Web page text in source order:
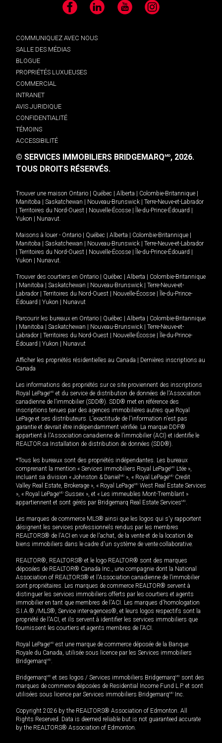
Facebook LinkedIn YouTube Instagram
COMMUNIQUEZ AVEC NOUS
SALLE DES MÉDIAS
BLOGUE
PROPRIÉTÉS LUXUEUSES
COMMERCIAL
INTRANET
AVIS JURIDIQUE
CONFIDENTIALITÉ
TÉMOINS
ACCESSIBILITÉ
© SERVICES IMMOBILIERS BRIDGEMARQMD, 2026.
TOUS DROITS RÉSERVÉS.
Trouver une maison Ontario Québec Alberta Colombie-Britannique
Manitoba
Saskatchewan Nouveau-Brunswick
Terre-Neuve-et-Labrador
Territoires du Nord-Ouest Nouvelle-Écosse Île-du-Prince-Édouard
Yukon
Nunavut.
Maisons à louer - Ontario Québec Alberta Colombie-Britannique
Manitoba
Saskatchewan Nouveau-Brunswick
Terre-Neuve-et-Labrador
Territoires du Nord-Ouest Nouvelle-Écosse Île-du-Prince-Édouard
Yukon
Nunavut.
Trouver des courtiers en Ontario Québec Alberta
Colombie-Britannique
Manitoba Saskatchewan Nouveau-Brunswick
Terre-Neuve-et-
Labrador
Territoires du Nord-Ouest Nouvelle-Écosse
Île-du-Prince-
Édouard
Yukon Nunavut
Parcourir les bureaux en Ontario Québec Alberta
Colombie-Britannique
Manitoba Saskatchewan Nouveau-Brunswick
Terre-Neuve-et-
Labrador
Territoires du Nord-Ouest Nouvelle-Écosse
Île-du-Prince-
Édouard
Yukon Nunavut
Afficher les propriétés résidentielles au Canada
Dernières inscriptions au
Canada
Les informations des propriétés sur ce site proviennent des inscriptions
Royal LePageMD et du service de distribution de données de l'Association
canadienne de l’immobilier (SDD®). SDD® met en référence des
inscriptions tenues par des agences immobilières autres que Royal
LePage et ses distributeurs. L'exactitude de l'information n'est pas
garantie et devrait être indépendamment vérifiée. La marque DDF®
appartient à l'Association canadienne de l’immobilier (ACI) et identifie le
REALTOR.ca Installation de distribution de données (SDD®).
*Tous les bureaux sont des propriétés indépendantes. Les bureaux
comprenant la mention « Services immobiliers Royal LePageMD Ltée »,
incluant sa division « Johnston & Daniel MD », « Royal LePageMD Credit
Valley Real Estate, Brokerage », « Royal LePageMD West Real Estate Services
», « Royal LePageMD Sussex », et « Les immeubles Mont-Tremblant »
appartiennent et sont gérés par Bridgemarq Real Estate ServicesMD.
Les marques de commerce MLS® ainsi que les logos qui s'y rapportent
désignent les services professionnels rendus par les membres
REALTORS® de l'ACI en vue de l'achat, de la vente et de la location de
biens immobiliers dans le cadre d'un système de vente collaborative.
REALTOR®, REALTORS® et le logo REALTOR® sont des marques
déposées de REALTOR® Canada Inc., une compagnie dont la National
Association of REALTORS® et l'Association canadienne de l’immobilier
sont propriétaires. Les marques de commerce REALTOR® servent à
distinguer les services immobiliers offerts par les courtiers et agents
immobilier en tant que membres de l'ACI. Les marques d'homologation
S.I.A.® /MLS®, Service inter-agences®, et leurs logos respectifs sont la
propriété de l'ACI, et ils servent à identifier les services immobiliers que
fournissent les courtiers et agents membres de l'ACI.
Royal LePageMD est une marque de commerce déposée de la Banque
Royale du Canada, utilisée sous licence par les Services immobiliers
BridgemarqMD.
BridgemarqMD et ses logos / Services immobiliers BridgemarqMD sont des
marques de commerce déposées de Residential Income Fund L.P. et sont
utilisées sous licence par Services immobiliers BridgemarqMD Inc.
Copyright 2026 by the REALTORS® Association of Edmonton. All
Rights Reserved. Data is deemed reliable but is not guaranteed accurate
by the REALTORS® Association of Edmonton.